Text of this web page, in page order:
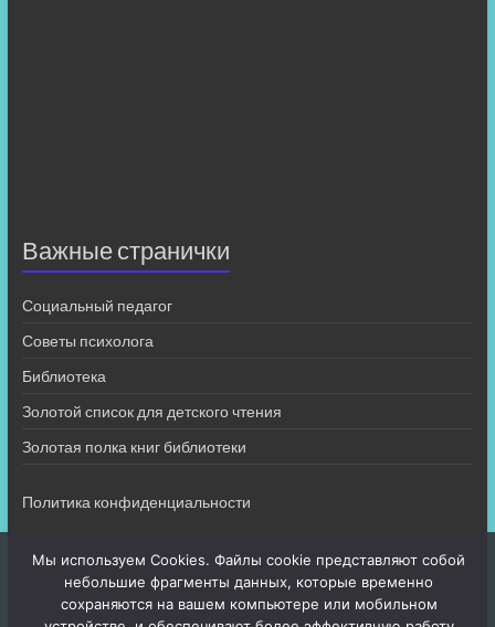
Важные странички
Социальный педагог
Советы психолога
Библиотека
Золотой список для детского чтения
Золотая полка книг библиотеки
Политика конфиденциальности
Мы используем Cookies. Файлы cookie представляют собой
небольшие фрагменты данных, которые временно
сохраняются на вашем компьютере или мобильном